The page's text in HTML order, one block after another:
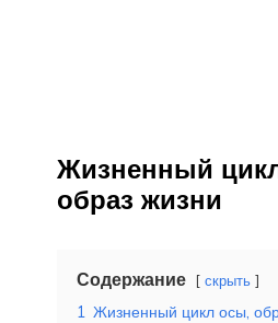
Жизненный
образ жизни
Содержание скрыть
1 Жизненный цикл осы,